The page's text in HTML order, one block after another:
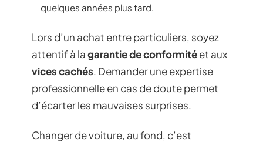
quelques années plus tard.
Lors d’un achat entre particuliers, soyez
attentif à lagarantie de conformitéet aux
vices cachés. Demander une expertise
professionnelle en cas de doute permet
d’écarter les mauvaises surprises.
Changer de voiture, au fond, c’est